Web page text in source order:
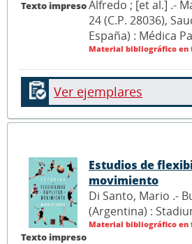
Texto impresoAlfredo ; [et al.] .-
24 (C.P. 28036),
España) : Médica
Material bibliográfico en
Ver ejemplares
Texto impreso
Estudios de
movimiento
Di Santo, Mario .-
(Argentina) :
Material bibliográfico en